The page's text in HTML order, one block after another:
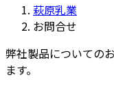
萩原乳業
お問合せ
弊社製品についての
ます。